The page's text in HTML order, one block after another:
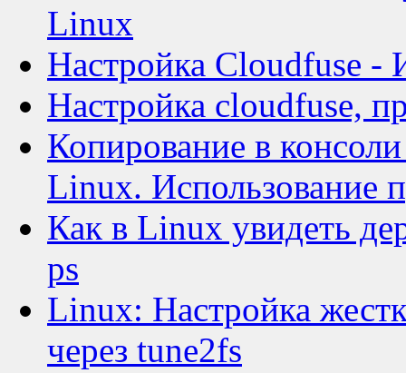
Linux
Настройка Cloudfuse -
Настройка cloudfuse,
Копирование в
Linux. Использование
Как в Linux увидеть
ps
Linux: Настройка
через tune2fs